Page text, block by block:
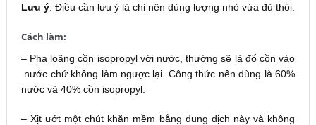
Lưu ý: Điều cần lưu ý là chỉ nên dùng lượng nhỏ vừa đủ thôi.
Cách làm:
– Pha loãng cồn isopropyl với nước, thường sẽ là đổ cồn vào
nước chứ không làm ngược lại. Công thức nên dùng là 60%
nước và 40% cồn isopropyl.
– Xịt ướt một chút khăn mềm bằng dung dịch này và không